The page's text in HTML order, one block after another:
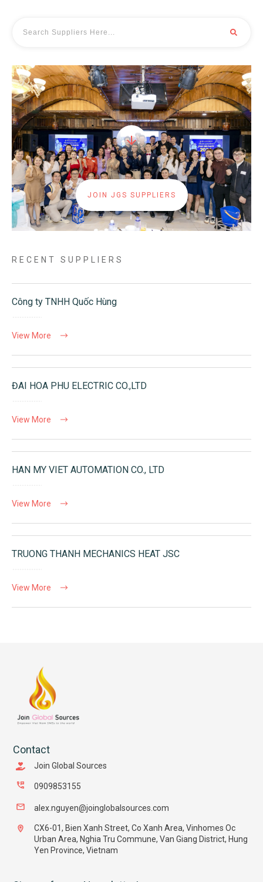
JOIN JGS SUPPLIERS
RECENT SUPPLIERS
Công ty TNHH Quốc Hùng
View More
ĐAI HOA PHU ELECTRIC CO.,LTD
View More
HAN MY VIET AUTOMATION CO., LTD
View More
TRUONG THANH MECHANICS HEAT JSC
View More
Contact
Join Global Sources
0909853155
alex.nguyen@joinglobalsources.com
CX6-01, Bien Xanh Street, Co Xanh Area, Vinhomes Oc
Urban Area, Nghia Tru Commune, Van Giang District, Hung
Yen Province, Vietnam